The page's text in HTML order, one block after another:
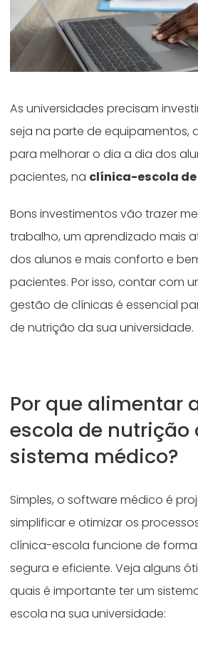
As universidades precisam
seja na parte de equipamentos,
para melhorar o dia a dia dos
pacientes, na clínica-escola
Bons investimentos vão trazer
trabalho, um aprendizado mais
dos alunos e mais conforto e
pacientes. Por isso, contar com
gestão de clínicas é essencial
de nutrição da sua universidade.
Por que alimentar
escola de nutrição
sistema médico?
Simples, o software médico é
simplificar e otimizar os
clínica-escola funcione de
segura e eficiente. Veja alguns
quais é importante ter um
escola na sua universidade: